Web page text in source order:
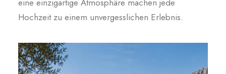
eine einzigartige Atmosphäre machen jede
Hochzeit zu einem unvergesslichen Erlebnis.